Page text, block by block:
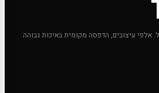
אלפי עיצובים, הדפסה מקומית באיכות גבוהה